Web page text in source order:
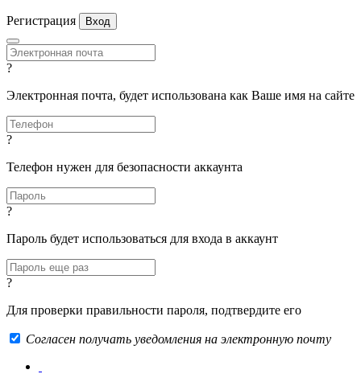
Регистрация Вход
?
Электронная почта, будет использована как Ваше имя на сайте
?
Телефон нужен для безопасности аккаунта
?
Пароль будет использоваться для входа в аккаунт
?
Для проверки правильности пароля, подтвердите его
Согласен получать уведомления на электронную почту